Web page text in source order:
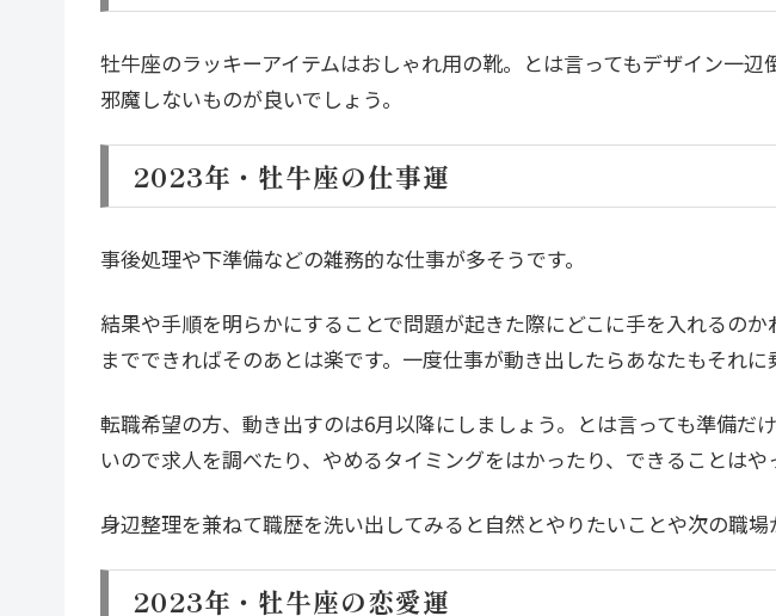
牡牛座のラッキーアイテムはおしゃれ用の靴。とは言ってもデザイン一辺
邪魔しないものが良いでしょう。
2023年・牡牛座の仕事運
事後処理や下準備などの雑務的な仕事が多そうです。
結果や手順を明らかにすることで問題が起きた際にどこに手を入れるの
までできればそのあとは楽です。一度仕事が動き出したらあなたもそれに
転職希望の方、動き出すのは6月以降にしましょう。とは言っても準備だ
いので求人を調べたり、やめるタイミングをはかったり、できることはや
身辺整理を兼ねて職歴を洗い出してみると自然とやりたいことや次の職場
2023年・牡牛座の恋愛運